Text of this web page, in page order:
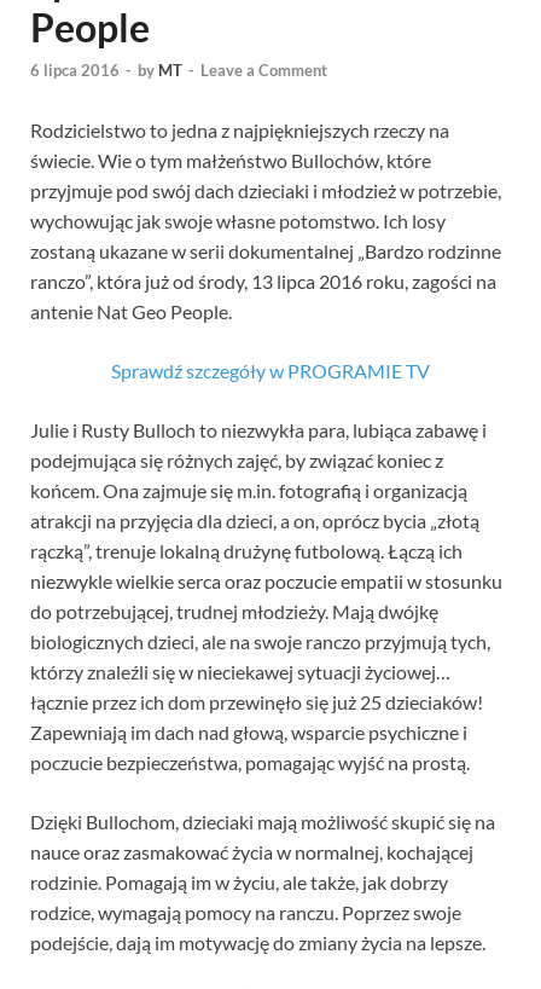
People
6 lipca 2016 - by MT - Leave a Comment
Rodzicielstwo to jedna z najpiękniejszych rzeczy na
świecie. Wie o tym małżeństwo Bullochów, które
przyjmuje pod swój dach dzieciaki i młodzież w potrzebie,
wychowując jak swoje własne potomstwo. Ich losy
zostaną ukazane w serii dokumentalnej „Bardzo rodzinne
ranczo”, która już od środy, 13 lipca 2016 roku, zagości na
antenie Nat Geo People.
Sprawdź szczegóły w PROGRAMIE TV
Julie i Rusty Bulloch to niezwykła para, lubiąca zabawę i
podejmująca się różnych zajęć, by związać koniec z
końcem. Ona zajmuje się m.in. fotografią i organizacją
atrakcji na przyjęcia dla dzieci, a on, oprócz bycia „złotą
rączką”, trenuje lokalną drużynę futbolową. Łączą ich
niezwykle wielkie serca oraz poczucie empatii w stosunku
do potrzebującej, trudnej młodzieży. Mają dwójkę
biologicznych dzieci, ale na swoje ranczo przyjmują tych,
którzy znaleźli się w nieciekawej sytuacji życiowej…
łącznie przez ich dom przewinęło się już 25 dzieciaków!
Zapewniają im dach nad głową, wsparcie psychiczne i
poczucie bezpieczeństwa, pomagając wyjść na prostą.
Dzięki Bullochom, dzieciaki mają możliwość skupić się na
nauce oraz zasmakować życia w normalnej, kochającej
rodzinie. Pomagają im w życiu, ale także, jak dobrzy
rodzice, wymagają pomocy na ranczu. Poprzez swoje
podejście, dają im motywację do zmiany życia na lepsze.